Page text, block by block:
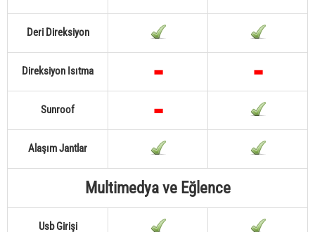
Deri Direksiyon
Direksiyon Isıtma
Sunroof
Alaşım Jantlar
Multimedya ve Eğlence
Usb Girişi